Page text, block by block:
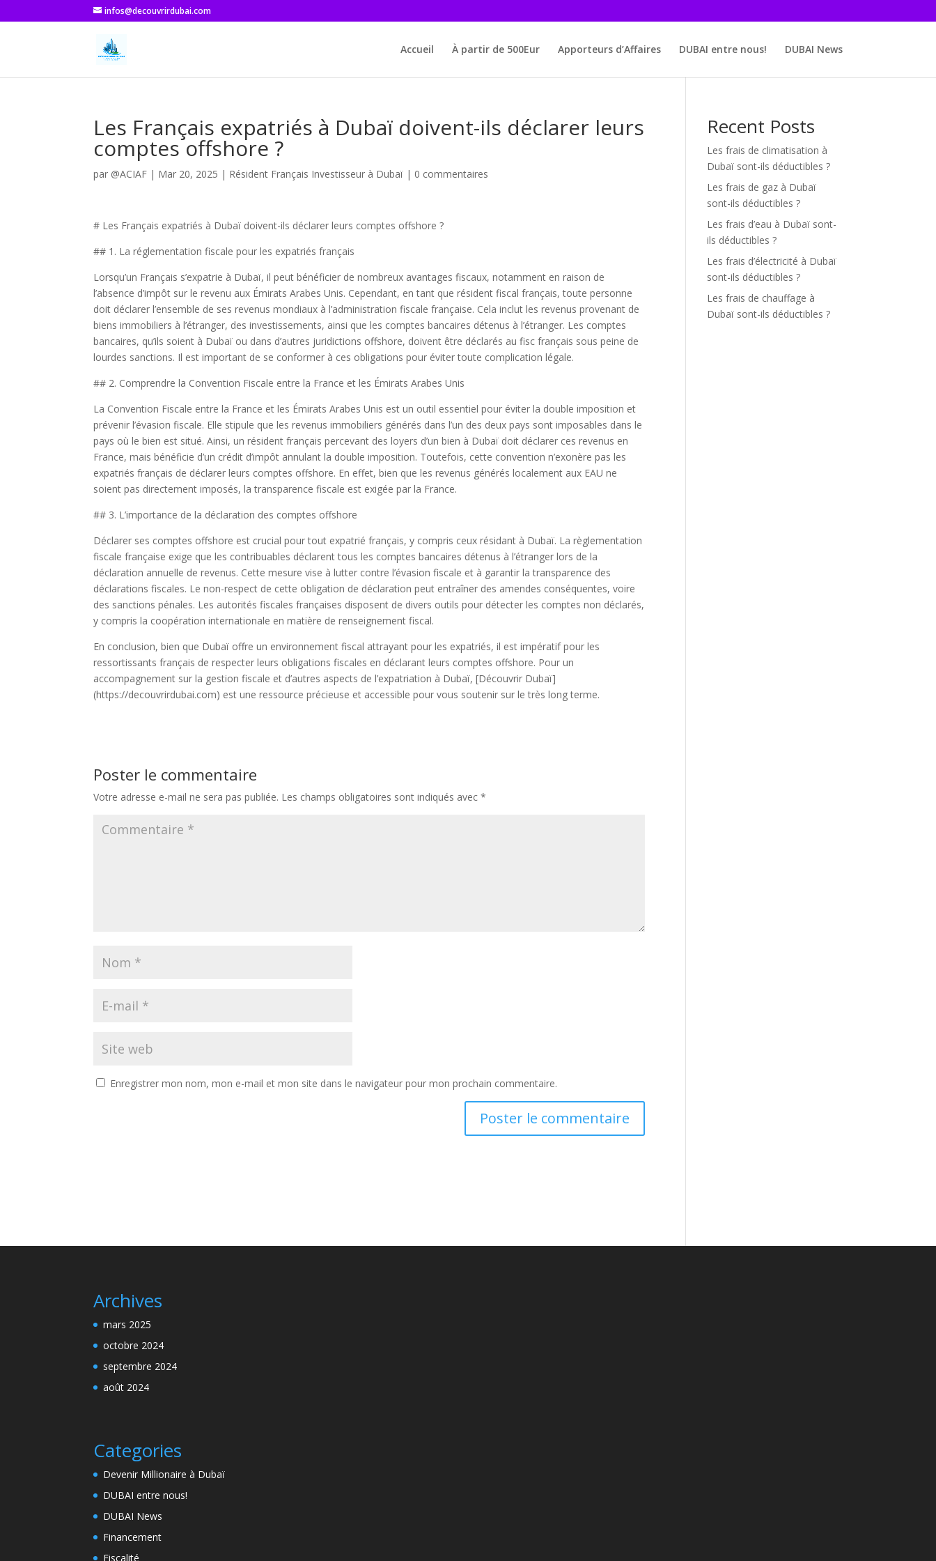
infos@decouvrirdubai.com
Accueil À partir de 500Eur Apporteurs d’Affaires DUBAI entre nous! DUBAI News
Les Français expatriés à Dubaï doivent-ils déclarer leurs
comptes offshore ?
par @ACIAF | Mar 20, 2025 | Résident Français Investisseur à Dubaï | 0 commentaires
# Les Français expatriés à Dubaï doivent-ils déclarer leurs comptes offshore ?
## 1. La réglementation fiscale pour les expatriés français
Lorsqu’un Français s’expatrie à Dubaï, il peut bénéficier de nombreux avantages fiscaux, notamment en raison de
l’absence d’impôt sur le revenu aux Émirats Arabes Unis. Cependant, en tant que résident fiscal français, toute personne
doit déclarer l’ensemble de ses revenus mondiaux à l’administration fiscale française. Cela inclut les revenus provenant de
biens immobiliers à l’étranger, des investissements, ainsi que les comptes bancaires détenus à l’étranger. Les comptes
bancaires, qu’ils soient à Dubaï ou dans d’autres juridictions offshore, doivent être déclarés au fisc français sous peine de
lourdes sanctions. Il est important de se conformer à ces obligations pour éviter toute complication légale.
## 2. Comprendre la Convention Fiscale entre la France et les Émirats Arabes Unis
La Convention Fiscale entre la France et les Émirats Arabes Unis est un outil essentiel pour éviter la double imposition et
prévenir l’évasion fiscale. Elle stipule que les revenus immobiliers générés dans l’un des deux pays sont imposables dans le
pays où le bien est situé. Ainsi, un résident français percevant des loyers d’un bien à Dubaï doit déclarer ces revenus en
France, mais bénéficie d’un crédit d’impôt annulant la double imposition. Toutefois, cette convention n’exonère pas les
expatriés français de déclarer leurs comptes offshore. En effet, bien que les revenus générés localement aux EAU ne
soient pas directement imposés, la transparence fiscale est exigée par la France.
## 3. L’importance de la déclaration des comptes offshore
Déclarer ses comptes offshore est crucial pour tout expatrié français, y compris ceux résidant à Dubaï. La règlementation
fiscale française exige que les contribuables déclarent tous les comptes bancaires détenus à l’étranger lors de la
déclaration annuelle de revenus. Cette mesure vise à lutter contre l’évasion fiscale et à garantir la transparence des
déclarations fiscales. Le non-respect de cette obligation de déclaration peut entraîner des amendes conséquentes, voire
des sanctions pénales. Les autorités fiscales françaises disposent de divers outils pour détecter les comptes non déclarés,
y compris la coopération internationale en matière de renseignement fiscal.
En conclusion, bien que Dubaï offre un environnement fiscal attrayant pour les expatriés, il est impératif pour les
ressortissants français de respecter leurs obligations fiscales en déclarant leurs comptes offshore. Pour un
accompagnement sur la gestion fiscale et d’autres aspects de l’expatriation à Dubaï, [Découvrir Dubaï]
(https://decouvrirdubai.com) est une ressource précieuse et accessible pour vous soutenir sur le très long terme.
Poster le commentaire
Votre adresse e-mail ne sera pas publiée. Les champs obligatoires sont indiqués avec*
Enregistrer mon nom, mon e-mail et mon site dans le navigateur pour mon prochain commentaire.
Recent Posts
Les frais de climatisation à
Dubaï sont-ils déductibles ?
Les frais de gaz à Dubaï
sont-ils déductibles ?
Les frais d’eau à Dubaï sont-
ils déductibles ?
Les frais d’électricité à Dubaï
sont-ils déductibles ?
Les frais de chauffage à
Dubaï sont-ils déductibles ?
Archives
mars 2025
octobre 2024
septembre 2024
août 2024
Categories
Devenir Millionaire à Dubaï
DUBAI entre nous!
DUBAI News
Financement
Fiscalité